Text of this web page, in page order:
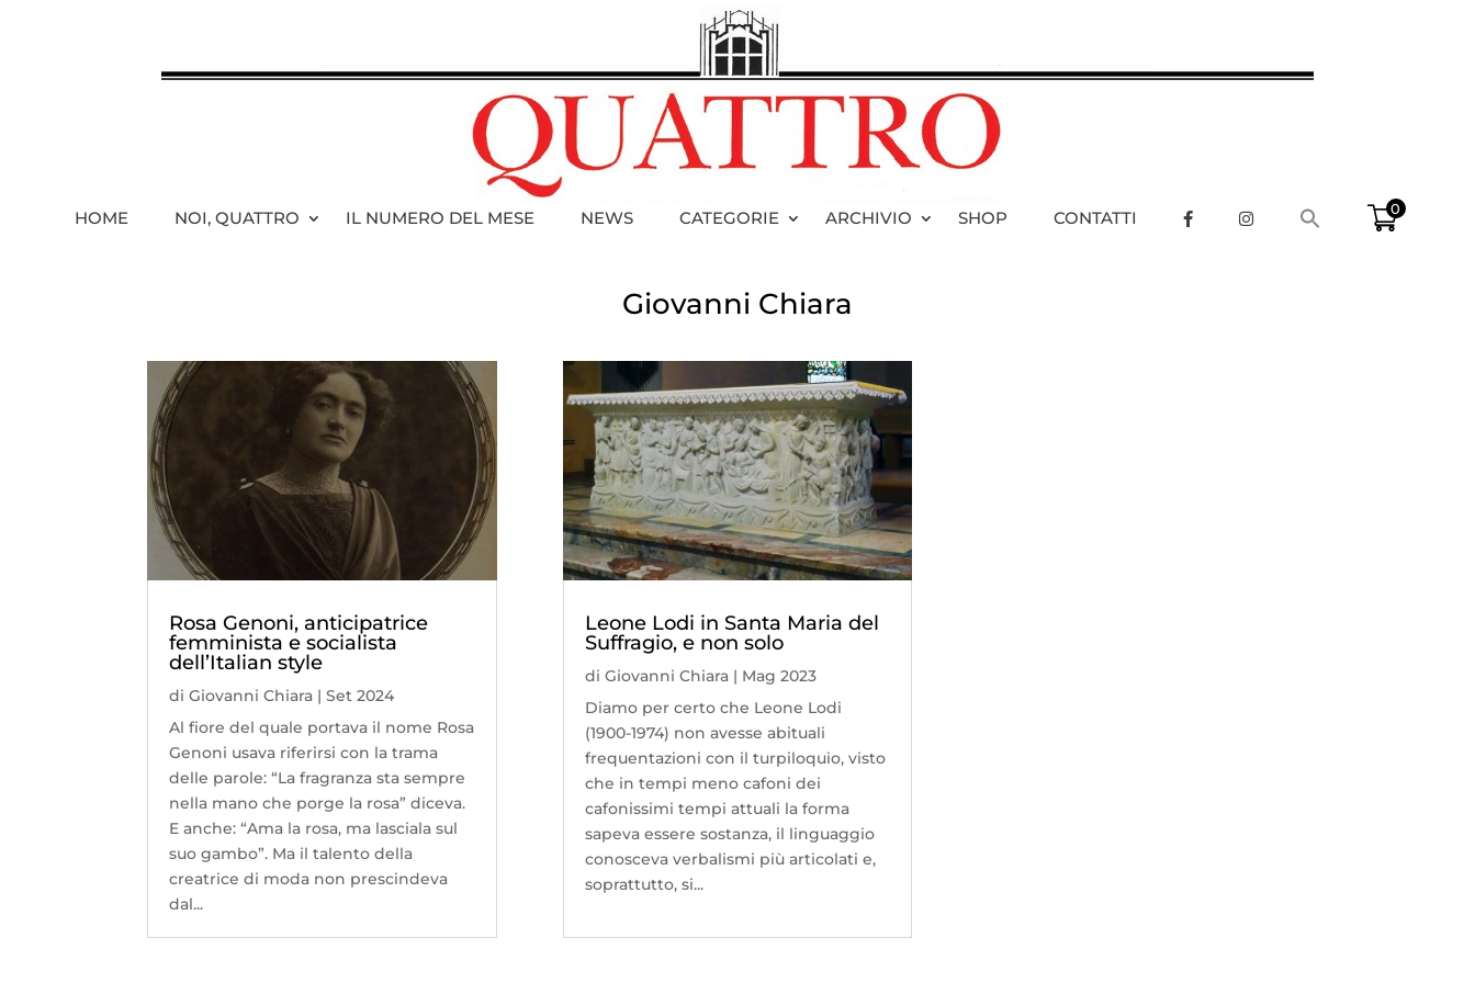
HOME NOI, QUATTRO IL NUMERO DEL MESE NEWS CATEGORIE ARCHIVIO SHOP CONTATTI 0
Giovanni Chiara
Rosa Genoni, anticipatrice
femminista e socialista
dell’Italian style
diGiovanni Chiara |Set 2024
Al fiore del quale portava il nome Rosa
Genoni usava riferirsi con la trama
delle parole: “La fragranza sta sempre
nella mano che porge la rosa” diceva.
E anche: “Ama la rosa, ma lasciala sul
suo gambo”. Ma il talento della
creatrice di moda non prescindeva
dal...
Leone Lodi in Santa Maria del
Suffragio, e non solo
di Giovanni Chiara| Mag 2023
Diamo per certo che Leone Lodi
(1900-1974) non avesse abituali
frequentazioni con il turpiloquio, visto
che in tempi meno cafoni dei
cafonissimi tempi attuali la forma
sapeva essere sostanza, il linguaggio
conosceva verbalismi più articolati e,
soprattutto, si...